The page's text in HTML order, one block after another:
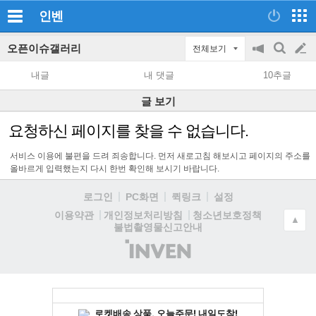
인벤
오픈이슈갤러리 전체보기
공
지
on/off
검
색
글
쓰
기
내글 내 댓글 10추글
글 보기
요청하신 페이지를 찾을 수 없습니다.
서비스 이용에 불편을 드려 죄송합니다. 먼저 새로고침 해보시고 페이지의 주소를
올바르게 입력했는지 다시 한번 확인해 보시기 바랍니다.
로그인 PC화면 퀵링크
설정
이용약관
개인정보처리방침
청소년보호정책
불법촬영물신고안내
(주)
인
▲